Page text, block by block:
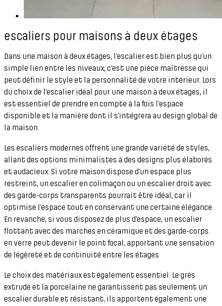
escaliers pour maisons à deux étages
Dans une maison à deux étages, l’escalier est bien plus qu’un
simple lien entre les niveaux; c’est une pièce maîtresse qui
peut définir le style et la personnalité de votre intérieur. Lors
du choix de l’escalier idéal pour une maison à deux étages, il
est essentiel de prendre en compte à la fois l’espace
disponible et la manière dont il s’intégrera au design global de
la maison.
Les escaliers modernes offrent une grande variété de styles,
allant des options minimalistes à des designs plus élaborés
et audacieux. Si votre maison dispose d’un espace plus
restreint, un escalier en colimaçon ou un escalier droit avec
des garde-corps transparents pourrait être idéal, car il
optimise l’espace tout en conservant une certaine élégance.
En revanche, si vous disposez de plus d’espace, un escalier
flottant avec des marches en céramique et des garde-corps
en verre peut devenir le point focal, apportant une sensation
de légèreté et de continuité entre les étages.
Le choix des matériaux est également essentiel. Le grès
extrudé et la porcelaine ne garantissent pas seulement un
escalier durable et résistant, ils apportent également une